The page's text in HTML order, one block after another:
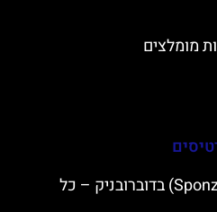
ארמון ספונזה (Sponza Palace) בדוברובניק – כל